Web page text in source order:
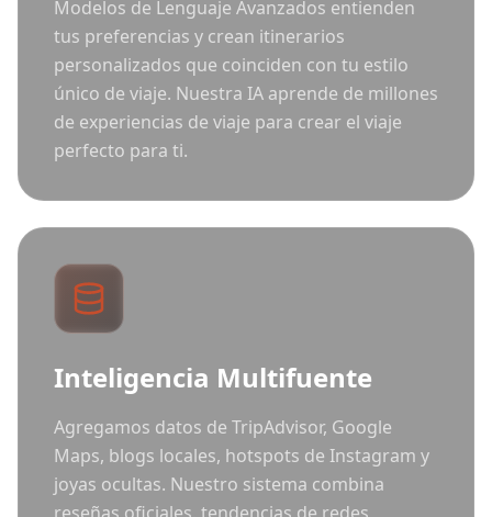
Modelos de Lenguaje Avanzados entienden
tus preferencias y crean itinerarios
personalizados que coinciden con tu estilo
único de viaje. Nuestra IA aprende de millones
de experiencias de viaje para crear el viaje
perfecto para ti.
Inteligencia Multifuente
Agregamos datos de TripAdvisor, Google
Maps, blogs locales, hotspots de Instagram y
joyas ocultas. Nuestro sistema combina